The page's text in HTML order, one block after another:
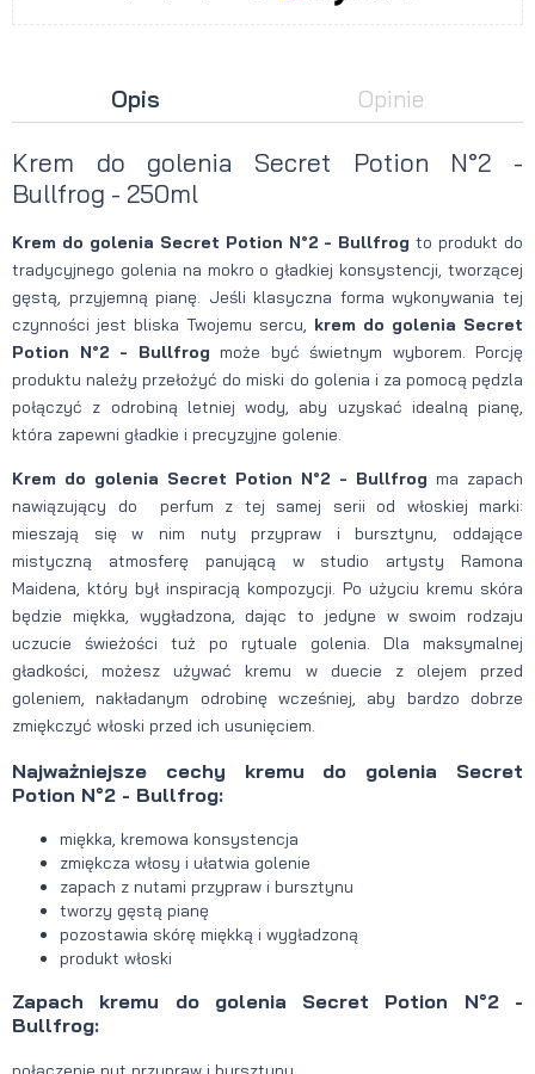
Opis Opinie
Krem do golenia Secret Potion N°2 -
Bullfrog - 250ml
Krem do golenia Secret Potion N°2 - Bullfrog to produkt do
tradycyjnego golenia na mokro o gładkiej konsystencji, tworzącej
gęstą, przyjemną pianę. Jeśli klasyczna forma wykonywania tej
czynności jest bliska Twojemu sercu, krem do golenia Secret
Potion
N°2 - Bullfrog może być świetnym wyborem. Porcję
produktu należy przełożyć do miski do golenia i za pomocą pędzla
połączyć z odrobiną letniej wody, aby uzyskać idealną pianę,
która zapewni gładkie i precyzyjne golenie.
Krem do golenia Secret Potion N°2 - Bullfrog ma zapach
nawiązujący do perfum z tej samej serii od włoskiej marki:
mieszają się w nim nuty przypraw i bursztynu, oddające
mistyczną atmosferę panującą w studio artysty Ramona
Maidena, który był inspiracją kompozycji. Po użyciu kremu skóra
będzie miękka, wygładzona, dając to jedyne w swoim rodzaju
uczucie świeżości tuż po rytuale golenia. Dla maksymalnej
gładkości, możesz używać kremu w duecie z olejem przed
goleniem, nakładanym odrobinę wcześniej, aby bardzo dobrze
zmiękczyć włoski przed ich usunięciem.
Najważniejsze cechy kremu do golenia Secret
Potion N°2 - Bullfrog:
miękka, kremowa konsystencja
zmiękcza włosy i ułatwia golenie
zapach z nutami przypraw i bursztynu
tworzy gęstą pianę
pozostawia skórę miękką i wygładzoną
produkt włoski
Zapach kremu do golenia Secret Potion N°2 -
Bullfrog: